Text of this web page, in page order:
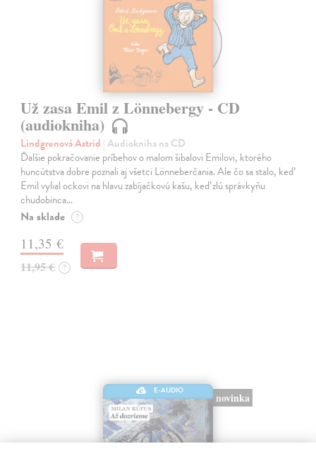
Už zasa Emil z Lönnebergy - CD
(audiokniha)
Lindgrenová Astrid | Audiokniha na CD
Ďalšie pokračovanie príbehov o malom šibalovi Emilovi, ktorého
huncútstva dobre poznali aj všetci Lönneberčania. Ale čo sa stalo, keď
Emil vylial ockovi na hlavu zabíjačkovú kašu, keď zlú správkyňu
chudobinca…
Na sklade ?
11,35 €
11,95 € ?
E-AUDIO
novinka